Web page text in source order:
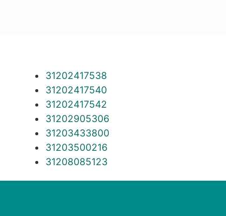
31202417538
31202417540
31202417542
31202905306
31203433800
31203500216
31208085123